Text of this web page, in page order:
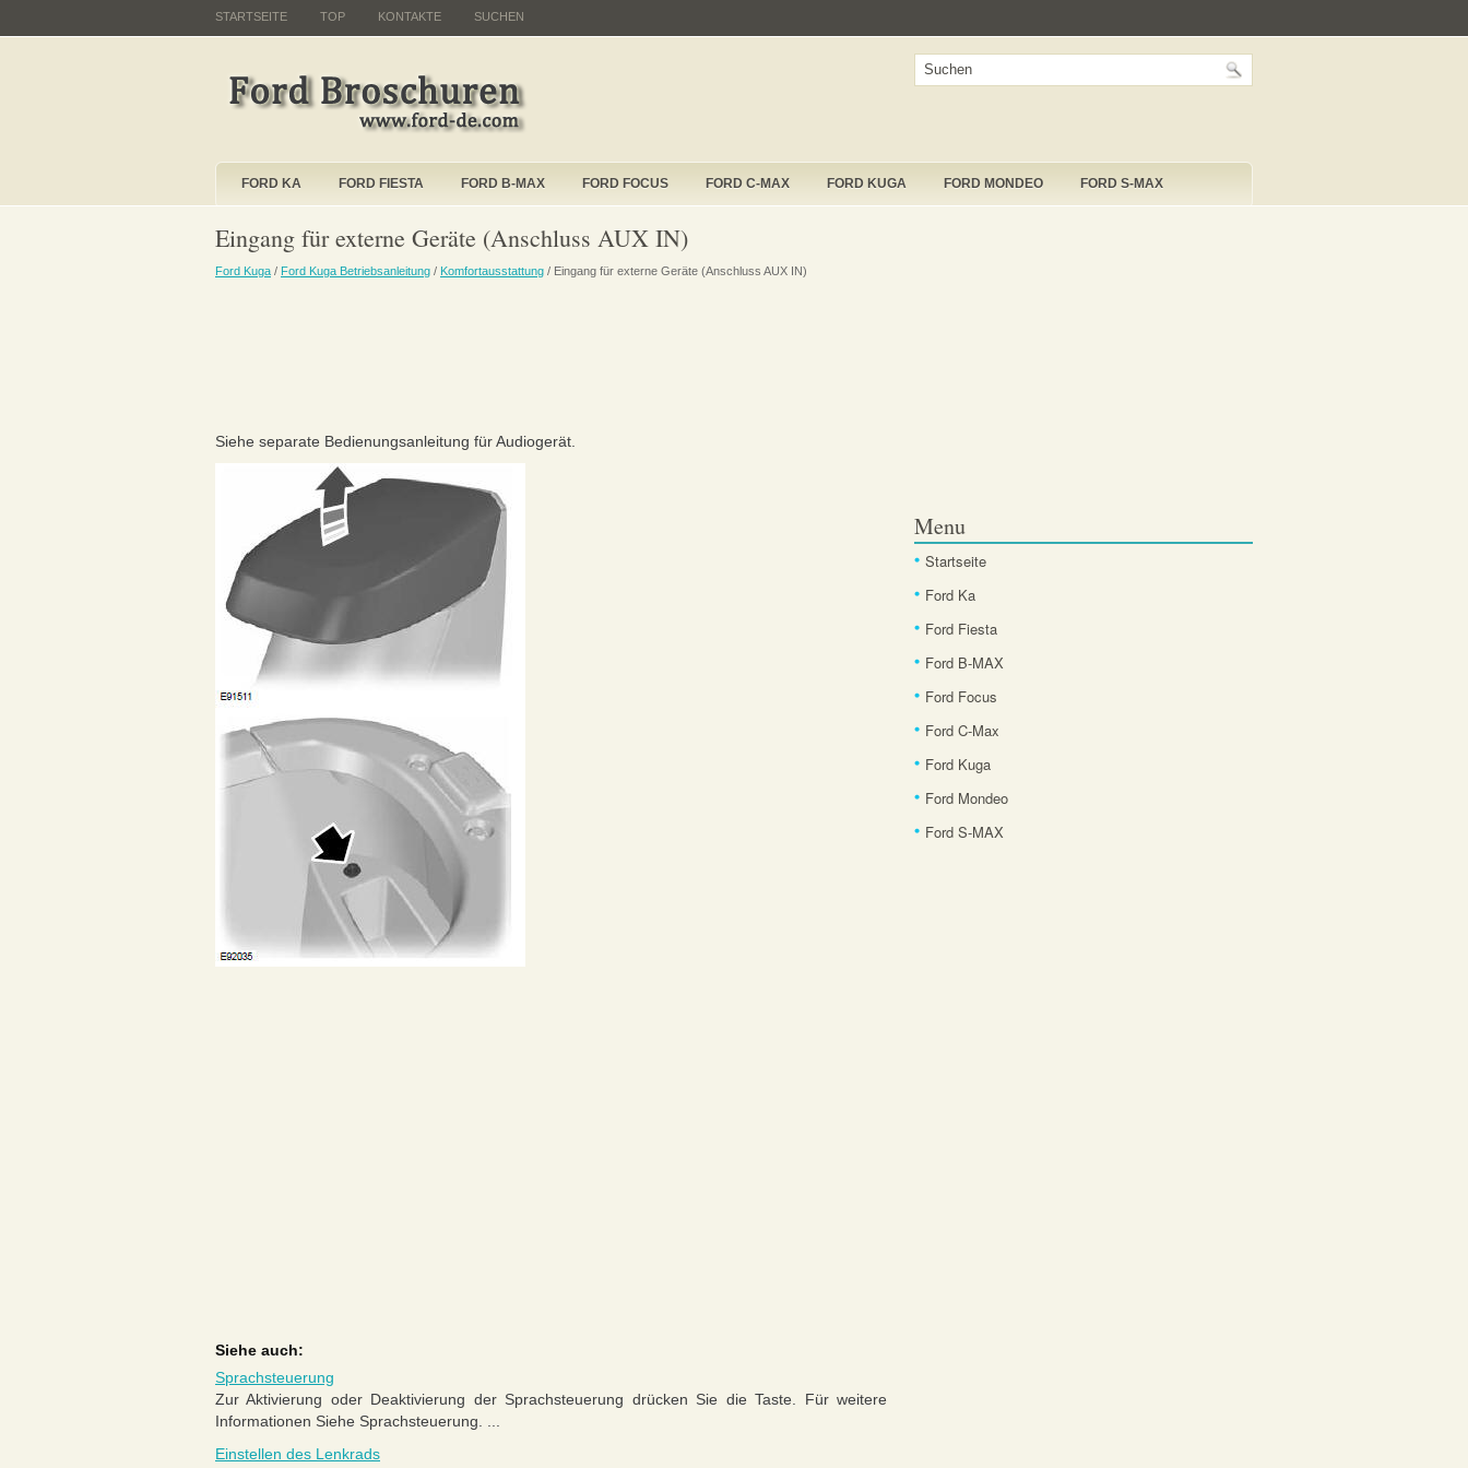
STARTSEITE TOP KONTAKTE SUCHEN
FORD KA FORD FIESTA FORD B-MAX FORD FOCUS FORD C-MAX FORD KUGA FORD MONDEO FORD S-MAX
Eingang für externe Geräte (Anschluss AUX IN)
Ford Kuga / Ford Kuga Betriebsanleitung / Komfortausstattung / Eingang für externe Geräte (Anschluss AUX IN)
Siehe separate Bedienungsanleitung für Audiogerät.
Siehe auch:
Sprachsteuerung
Zur Aktivierung oder Deaktivierung der Sprachsteuerung drücken Sie die Taste. Für weitere
Informationen Siehe Sprachsteuerung. ...
Einstellen des Lenkrads
Menu
Startseite
Ford Ka
Ford Fiesta
Ford B-MAX
Ford Focus
Ford C-Max
Ford Kuga
Ford Mondeo
Ford S-MAX